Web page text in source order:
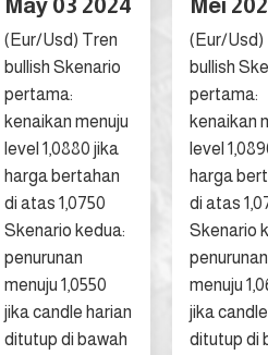
(Eur/Usd) Tren
bullish Skenario
pertama:
kenaikan menuju
level 1,0880 jika
harga bertahan
di atas 1,0750
Skenario kedua:
penurunan
menuju 1,0550
jika candle harian
ditutup di bawah
(Eur/Usd)
bullish
pertama:
kenaikan
level
harga
di atas
Skenario
penurunan
menuju
jika
ditutup di